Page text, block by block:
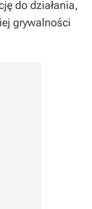
do działania,
grywalności